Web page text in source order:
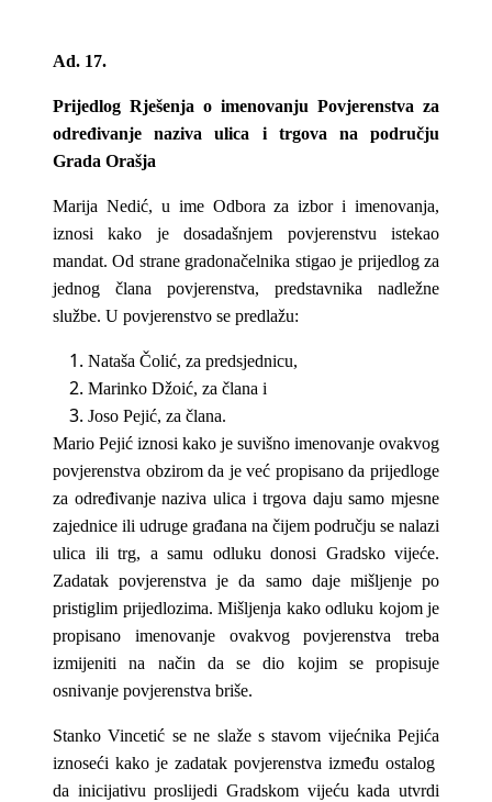
Ad. 17.
Prijedlog Rješenja o imenovanju Povjerenstva za
određivanje naziva ulica i trgova na području
Grada Orašja
Marija Nedić, u ime Odbora za izbor i imenovanja,
iznosi kako je dosadašnjem povjerenstvu istekao
mandat. Od strane gradonačelnika stigao je prijedlog za
jednog člana povjerenstva, predstavnika nadležne
službe. U povjerenstvo se predlažu:
Nataša Čolić, za predsjednicu,
Marinko Džoić, za člana i
Joso Pejić, za člana.
Mario Pejić iznosi kako je suvišno imenovanje ovakvog
povjerenstva obzirom da je već propisano da prijedloge
za određivanje naziva ulica i trgova daju samo mjesne
zajednice ili udruge građana na čijem području se nalazi
ulica ili trg, a samu odluku donosi Gradsko vijeće.
Zadatak povjerenstva je da samo daje mišljenje po
pristiglim prijedlozima. Mišljenja kako odluku kojom je
propisano imenovanje ovakvog povjerenstva treba
izmijeniti na način da se dio kojim se propisuje
osnivanje povjerenstva briše.
Stanko Vincetić se ne slaže s stavom vijećnika Pejića
iznoseći kako je zadatak povjerenstva između ostalog
da inicijativu proslijedi Gradskom vijeću kada utvrdi